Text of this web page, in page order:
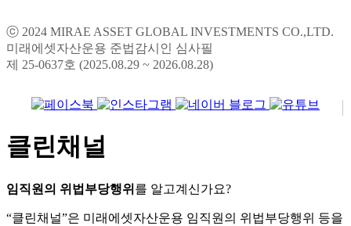
ⓒ 2024 MIRAE ASSET GLOBAL INVESTMENTS CO.,LTD.
미래에셋자산운용 준법감시인 심사필
제 25-0637호 (2025.08.29 ~ 2026.08.28)
클린채널
임직원의 위법부당행위 를 알고계신가요?
“클린채널”은 미래에셋자산운용 임직원의 위법부당행위 등을